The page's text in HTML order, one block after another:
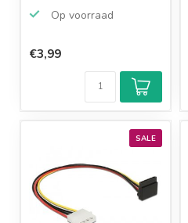
Op voorraad
€3,99
SALE